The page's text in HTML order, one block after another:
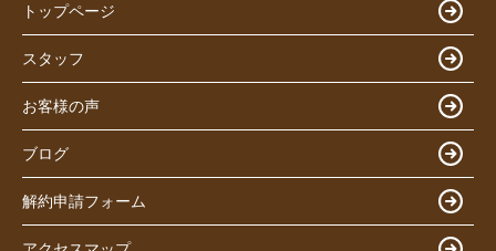
トップページ
スタッフ
お客様の声
ブログ
解約申請フォーム